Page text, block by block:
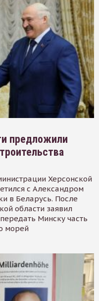
предложили
Херсонской
с Александром
в Беларусь. После
области заявил
Минску часть
морей